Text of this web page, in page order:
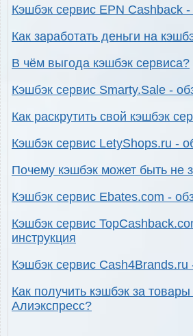
Кэшбэк сервис EPN Cashback -
Как заработать деньги на
В чём выгода кэшбэк сервиса?
Кэшбэк сервис Smarty.Sale -
Как раскрутить свой кэшбэк
Кэшбэк сервис LetyShops.ru -
Почему кэшбэк может быть не
Кэшбэк сервис Ebates.com -
Кэшбэк сервис
инструкция
Кэшбэк сервис Cash4Brands.ru
Как получить кэшбэк за
Алиэкспресс?